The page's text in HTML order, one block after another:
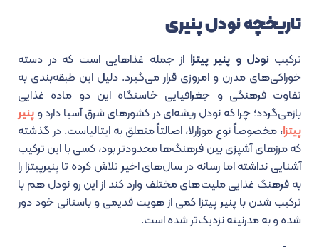
تاریخچه نودل پنیری
ترکیب نودل و پنیر پیتزا از جمله غذاهایی است که در دسته
خوراکی‌های مدرن و امروزی قرار می‌گیرد. دلیل این طبقه‌بندی به
تفاوت فرهنگی و جغرافیایی خاستگاه این دو ماده غذایی
بازمی‌گردد؛ چرا که نودل ریشه‌ای در کشورهای شرق آسیا دارد و پنیر
پیتزا، مخصوصاً نوع موزارلا، اصالتاً متعلق به ایتالیاست. در گذشته
که مرزهای آشپزی بین فرهنگ‌ها محدودتر بود، کسی با این ترکیب
آشنایی نداشته اما رسانه در سال‌های اخیر تلاش کرده تا پنیرپیتزا را
به فرهنگ غذایی ملیت‌های مختلف وارد کند از این رو نودل هم با
ترکیب شدن با پنیر پیتزا کمی از هویت قدیمی و باستانی خود دور
شده و به مدرنیته نزدیک‌تر شده است.